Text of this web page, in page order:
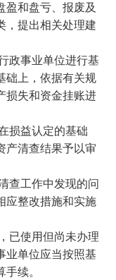
和盘亏、报废及
，提出相关处理建
政事业单位进行基
础上，依据有关规
损失和资金挂账进
损益认定的基础
产清查结果予以审
查工作中发现的问
应整改措施和实施
已使用但尚未办理
业单位应当按照基
续。